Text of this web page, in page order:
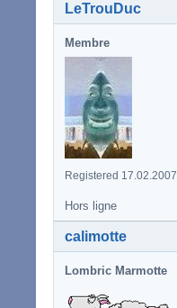
LeTrouDuc
Membre
Registered 17.02.2007
Hors ligne
calimotte
Lombric Marmotte